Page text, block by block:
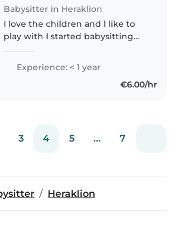
Babysitter in Heraklion
I love the children and l like to
play with I started babysitting
cousins, friend's sibling, and my
neighbors' children.
Experience: < 1 year
€6.00/hr
3 4 5 ... 7
Heraklion